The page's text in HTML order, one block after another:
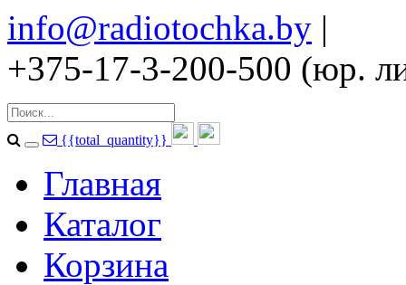
info@radiotochka.by |
+375-17-3-200-500 (юр.
{{total_quantity}}
Главная
Каталог
Корзина